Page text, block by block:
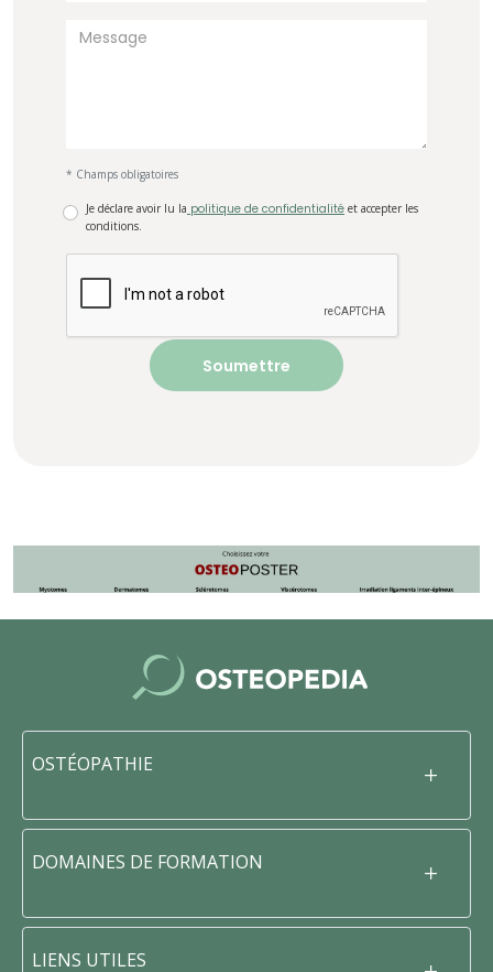
* Champs obligatoires
Je déclare avoir lu la politique de confidentialité et accepter les
conditions.
OSTÉOPATHIE
DOMAINES DE FORMATION
LIENS UTILES